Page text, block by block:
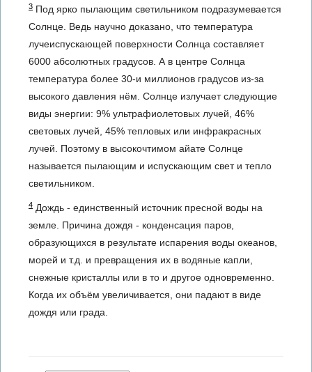
3 Под ярко пылающим светильником подразумевается
Солнце. Ведь научно доказано, что температура
лучеиспускающей поверхности Солнца составляет
6000 абсолютных градусов. А в центре Солнца
температура более 30-и миллионов градусов из-за
высокого давления нём. Солнце излучает следующие
виды энергии: 9% ультрафиолетовых лучей, 46%
световых лучей, 45% тепловых или инфракрасных
лучей. Поэтому в высокочтимом айате Солнце
называется пылающим и испускающим свет и тепло
светильником.
4 Дождь - единственный источник пресной воды на
земле. Причина дождя - конденсация паров,
образующихся в результате испарения воды океанов,
морей и т.д. и превращения их в водяные капли,
снежные кристаллы или в то и другое одновременно.
Когда их объём увеличивается, они падают в виде
дождя или града.